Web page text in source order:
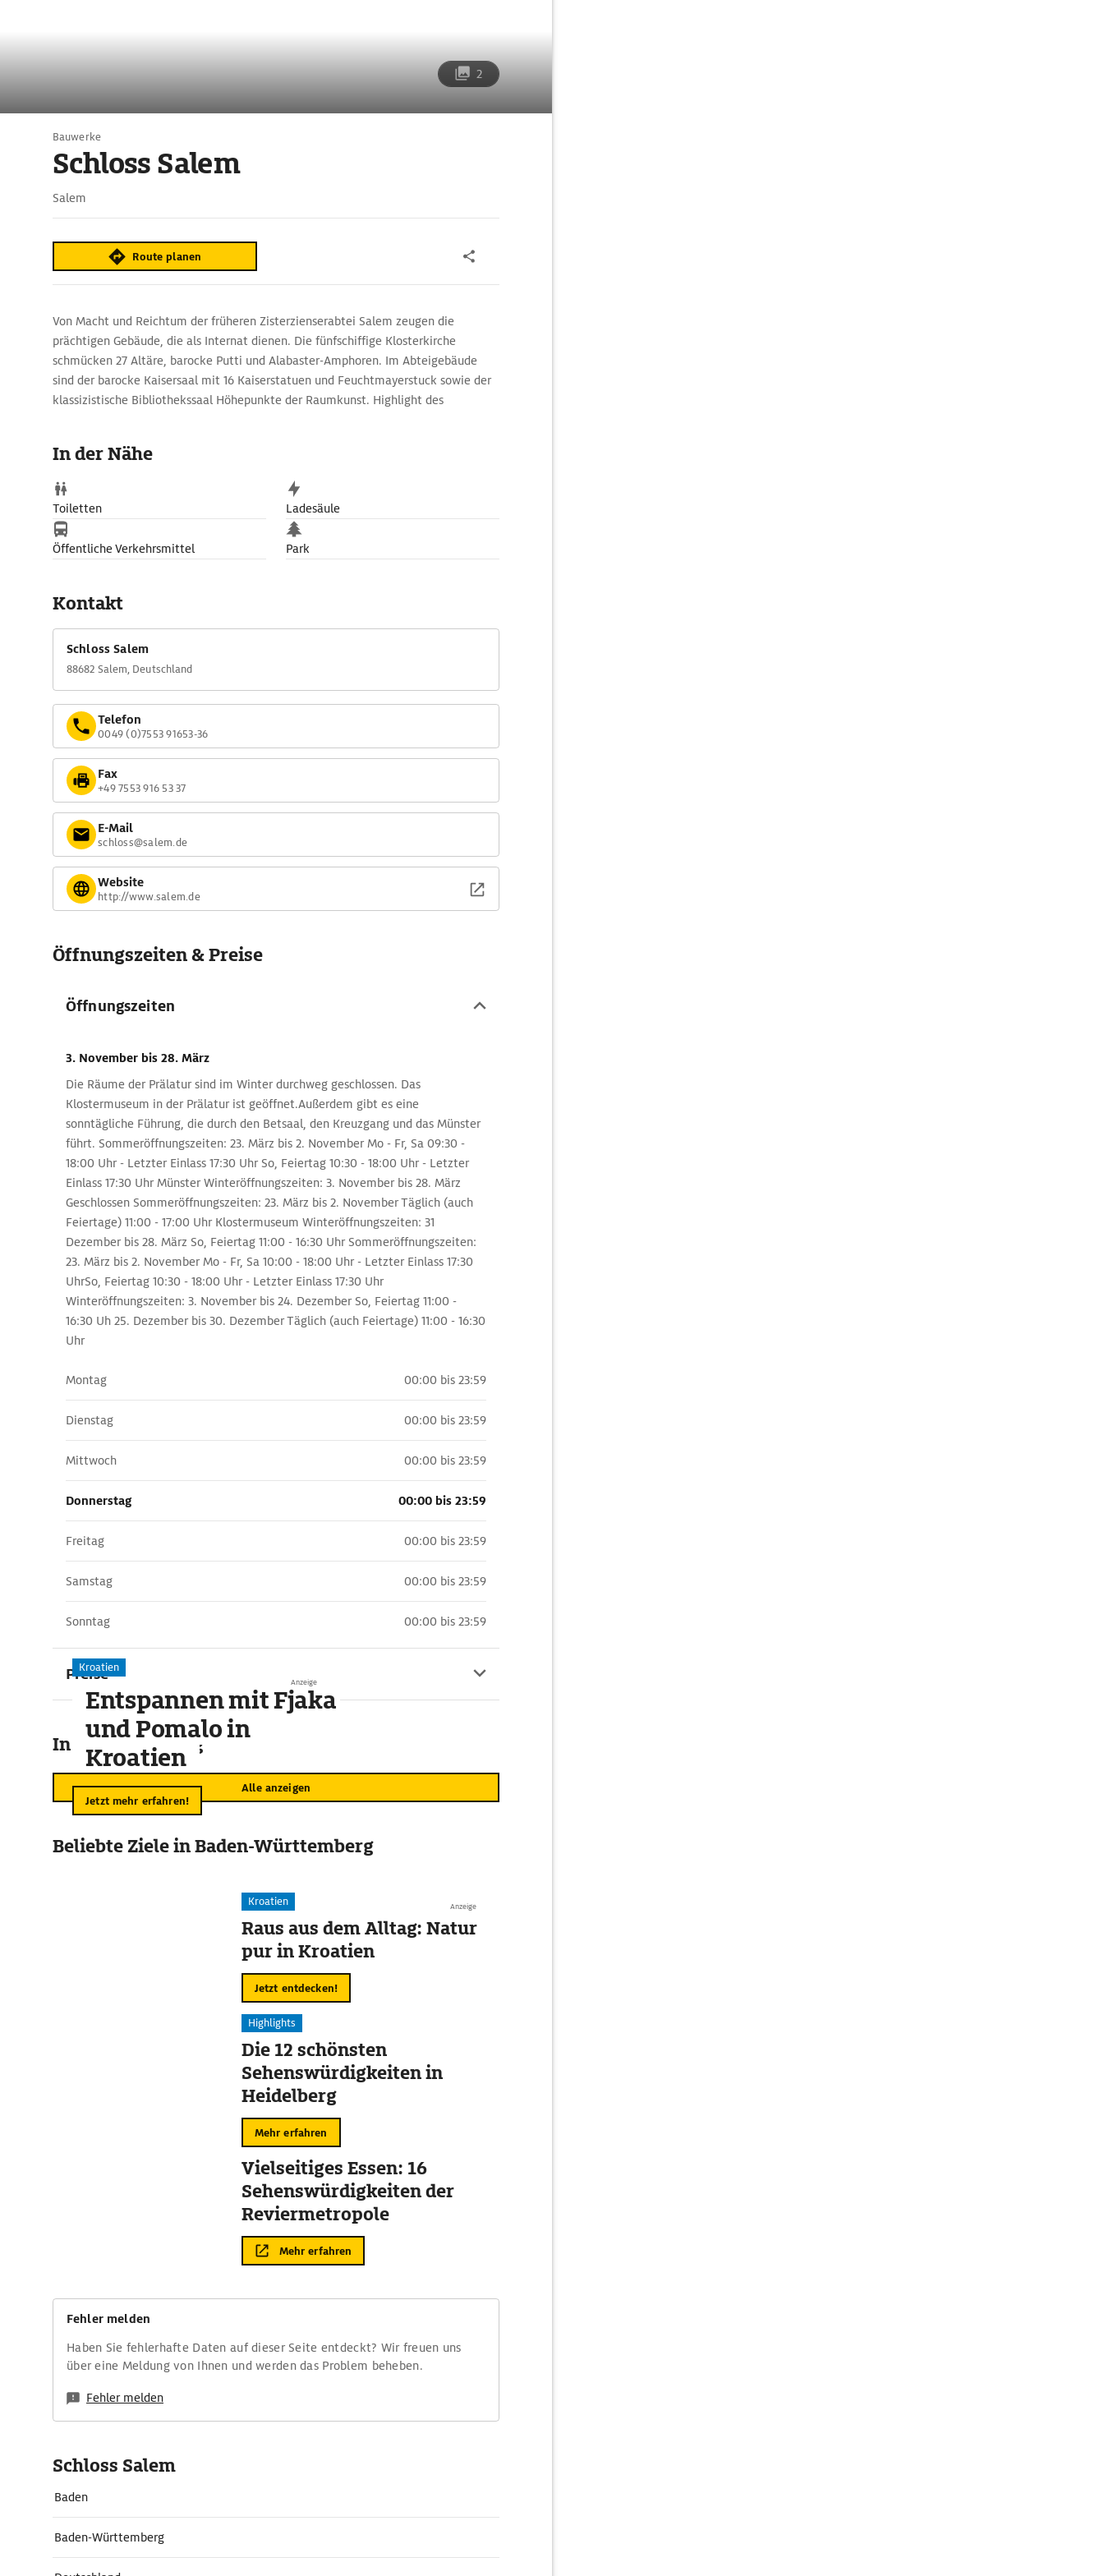
2
Bauwerke
Schloss Salem
Salem
Route planen
Von Macht und Reichtum der früheren Zisterzienserabtei Salem zeugen die
prächtigen Gebäude, die als Internat dienen. Die fünfschiffige Klosterkirche
schmücken 27 Altäre, barocke Putti und Alabaster-Amphoren. Im Abteigebäude
sind der barocke Kaisersaal mit 16 Kaiserstatuen und Feuchtmayerstuck sowie der
klassizistische Bibliothekssaal Höhepunkte der Raumkunst. Highlight des
In der Nähe
Toiletten Ladesäule
Öffentliche Verkehrsmittel Park
Kontakt
Schloss Salem
88682 Salem, Deutschland
Telefon
0049 (0)7553 91653-36
Fax
+49 7553 916 53 37
E-Mail
schloss@salem.de
Website
http://www.salem.de
Öffnungszeiten & Preise
Öffnungszeiten
3. November bis 28. März
Die Räume der Prälatur sind im Winter durchweg geschlossen. Das
Klostermuseum in der Prälatur ist geöffnet.Außerdem gibt es eine
sonntägliche Führung, die durch den Betsaal, den Kreuzgang und das Münster
führt. Sommeröffnungszeiten: 23. März bis 2. November Mo - Fr, Sa 09:30 -
18:00 Uhr - Letzter Einlass 17:30 Uhr So, Feiertag 10:30 - 18:00 Uhr - Letzter
Einlass 17:30 Uhr Münster Winteröffnungszeiten: 3. November bis 28. März
Geschlossen Sommeröffnungszeiten: 23. März bis 2. November Täglich (auch
Feiertage) 11:00 - 17:00 Uhr Klostermuseum Winteröffnungszeiten: 31
Dezember bis 28. März So, Feiertag 11:00 - 16:30 Uhr Sommeröffnungszeiten:
23. März bis 2. November Mo - Fr, Sa 10:00 - 18:00 Uhr - Letzter Einlass 17:30
UhrSo, Feiertag 10:30 - 18:00 Uhr - Letzter Einlass 17:30 Uhr
Winteröffnungszeiten: 3. November bis 24. Dezember So, Feiertag 11:00 -
16:30 Uh 25. Dezember bis 30. Dezember Täglich (auch Feiertage) 11:00 - 16:30
Uhr
Montag 00:00 bis 23:59
Dienstag 00:00 bis 23:59
Mittwoch 00:00 bis 23:59
Donnerstag 00:00 bis 23:59
Freitag 00:00 bis 23:59
Samstag 00:00 bis 23:59
Sonntag 00:00 bis 23:59
Preise
In der Umgebung
Alle anzeigen
Anzeige
Kroatien
Entspannen mit Fjaka
und Pomalo in
Kroatien
Jetzt mehr erfahren!
Beliebte Ziele in Baden-Württemberg
Anzeige
Kroatien
Raus aus dem Alltag: Natur
pur in Kroatien
Jetzt entdecken!
Highlights
Die 12 schönsten
Sehenswürdigkeiten in
Heidelberg
Mehr erfahren
Vielseitiges Essen: 16
Sehenswürdigkeiten der
Reviermetropole
Mehr erfahren
Fehler melden
Haben Sie fehlerhafte Daten auf dieser Seite entdeckt? Wir freuen uns
über eine Meldung von Ihnen und werden das Problem beheben.
Fehler melden
Schloss Salem
Baden
Baden-Württemberg